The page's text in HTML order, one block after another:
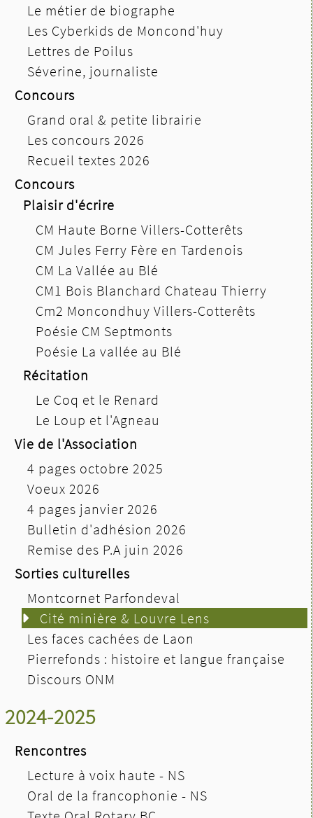
Le métier de biographe
Les Cyberkids de Moncond'huy
Lettres de Poilus
Séverine, journaliste
Concours
Grand oral & petite librairie
Les concours 2026
Recueil textes 2026
Concours
Plaisir d'écrire
CM Haute Borne Villers-Cotterêts
CM Jules Ferry Fère en Tardenois
CM La Vallée au Blé
CM1 Bois Blanchard Chateau Thierry
Cm2 Moncondhuy Villers-Cotterêts
Poésie CM Septmonts
Poésie La vallée au Blé
Récitation
Le Coq et le Renard
Le Loup et l'Agneau
Vie de l'Association
4 pages octobre 2025
Voeux 2026
4 pages janvier 2026
Bulletin d'adhésion 2026
Remise des P.A juin 2026
Sorties culturelles
Montcornet Parfondeval
Cité minière & Louvre Lens
Les faces cachées de Laon
Pierrefonds : histoire et langue française
Discours ONM
2024-2025
Rencontres
Lecture à voix haute - NS
Oral de la francophonie - NS